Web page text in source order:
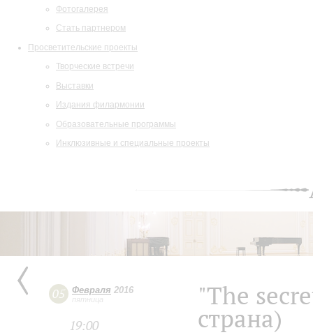
Фотогалерея
Стать партнером
Просветительские проекты
Творческие встречи
Выставки
Издания филармонии
Образовательные программы
Инклюзивные и специальные проекты
05 Февраля 2016
пятница
19:00
"The
страна)